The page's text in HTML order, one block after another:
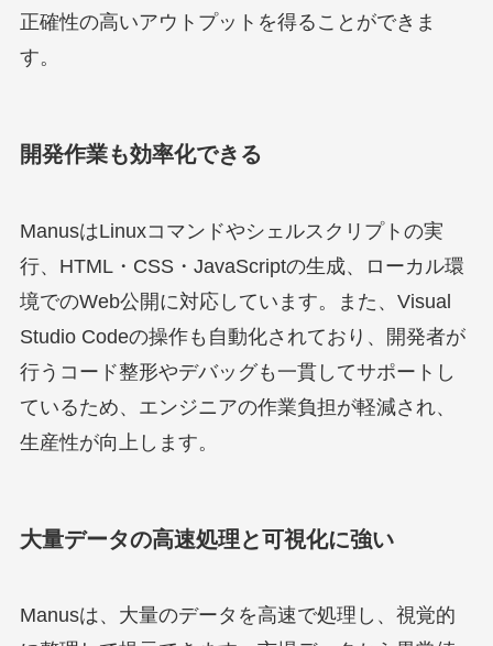
正確性の高いアウトプットを得ることができま
す。
開発作業も効率化できる
ManusはLinuxコマンドやシェルスクリプトの実
行、HTML・CSS・JavaScriptの生成、ローカル環
境でのWeb公開に対応しています。また、Visual
Studio Codeの操作も自動化されており、開発者が
行うコード整形やデバッグも一貫してサポートし
ているため、エンジニアの作業負担が軽減され、
生産性が向上します。
大量データの高速処理と可視化に強い
Manusは、大量のデータを高速で処理し、視覚的